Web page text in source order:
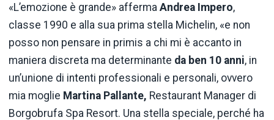
«L’emozione è grande» afferma Andrea Impero,
classe 1990 e alla sua prima stella Michelin, «e non
posso non pensare in primis a chi mi è accanto in
maniera discreta ma determinante da ben 10 anni, in
un’unione di intenti professionali e personali, ovvero
mia moglie Martina Pallante, Restaurant Manager di
Borgobrufa Spa Resort. Una stella speciale, perché ha